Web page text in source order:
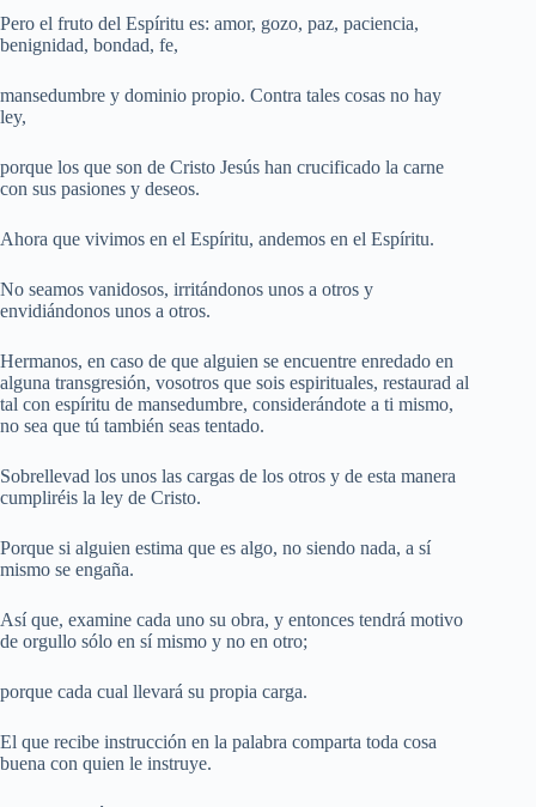
Pero el fruto del Espíritu es: amor, gozo, paz, paciencia,
benignidad, bondad, fe,
mansedumbre y dominio propio. Contra tales cosas no hay
ley,
porque los que son de Cristo Jesús han crucificado la carne
con sus pasiones y deseos.
Ahora que vivimos en el Espíritu, andemos en el Espíritu.
No seamos vanidosos, irritándonos unos a otros y
envidiándonos unos a otros.
Hermanos, en caso de que alguien se encuentre enredado en
alguna transgresión, vosotros que sois espirituales, restaurad al
tal con espíritu de mansedumbre, considerándote a ti mismo,
no sea que tú también seas tentado.
Sobrellevad los unos las cargas de los otros y de esta manera
cumpliréis la ley de Cristo.
Porque si alguien estima que es algo, no siendo nada, a sí
mismo se engaña.
Así que, examine cada uno su obra, y entonces tendrá motivo
de orgullo sólo en sí mismo y no en otro;
porque cada cual llevará su propia carga.
El que recibe instrucción en la palabra comparta toda cosa
buena con quien le instruye.